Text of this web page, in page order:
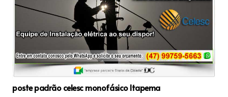
poste padrão celesc monofásico Itapema